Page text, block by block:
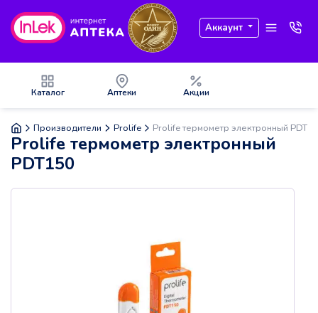
Аккаунт
Каталог Аптеки Акции
Производители Prolife Prolife термометр электронный
Prolife термометр электронный
PDT150